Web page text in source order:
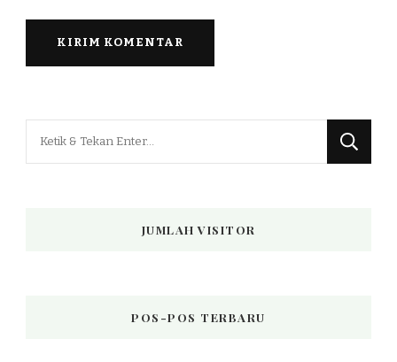
JUMLAH VISITOR
POS-POS TERBARU